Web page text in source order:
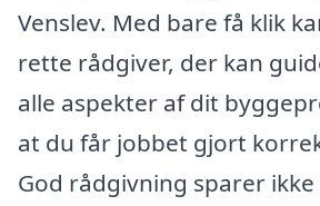
Venslev. Med bare få klik
rette rådgiver, der kan
alle aspekter af dit
at du får jobbet gjort
God rådgivning sparer